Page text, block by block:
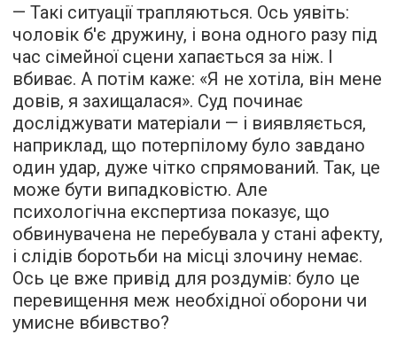
— Такі ситуації трапляються. Ось уявіть:
чоловік б'є дружину, і вона одного разу під
час сімейної сцени хапається за ніж. І
вбиває. А потім каже: «Я не хотіла, він мене
довів, я захищалася». Суд починає
досліджувати матеріали — і виявляється,
наприклад, що потерпілому було завдано
один удар, дуже чітко спрямований. Так, це
може бути випадковістю. Але
психологічна експертиза показує, що
обвинувачена не перебувала у стані афекту,
і слідів боротьби на місці злочину немає.
Ось це вже привід для роздумів: було це
перевищення меж необхідної оборони чи
умисне вбивство?